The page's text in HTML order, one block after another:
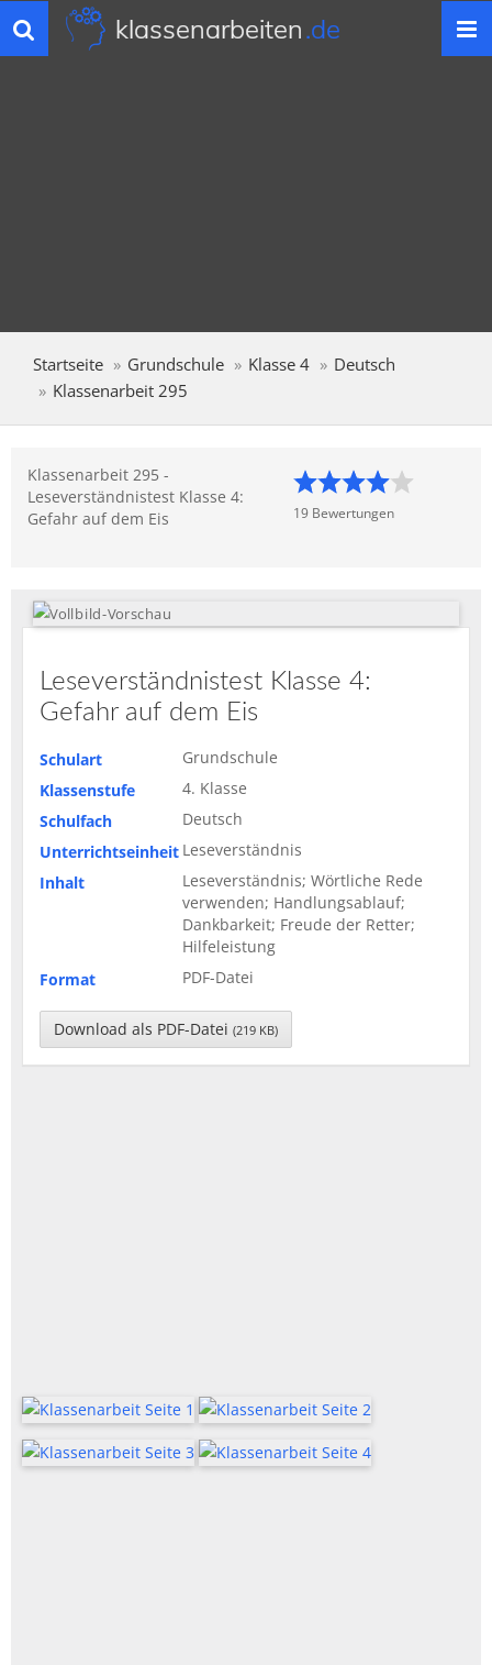
Toggle
navigation
klassenarbeiten.de
Startseite Grundschule Klasse 4
Deutsch
Klassenarbeit 295
Klassenarbeit 295 -
Leseverständnistest Klasse 4:
Gefahr auf dem Eis
19Bewertungen
Leseverständnistest Klasse 4:
Gefahr auf dem Eis
Schulart
Grundschule
Klassenstufe
4. Klasse
Schulfach
Deutsch
Unterrichtseinheit Leseverständnis
Inhalt
Leseverständnis; Wörtliche Rede
verwenden; Handlungsablauf;
Dankbarkeit; Freude der Retter;
Hilfeleistung
Format
PDF-Datei
Download als PDF-Datei (219 KB)